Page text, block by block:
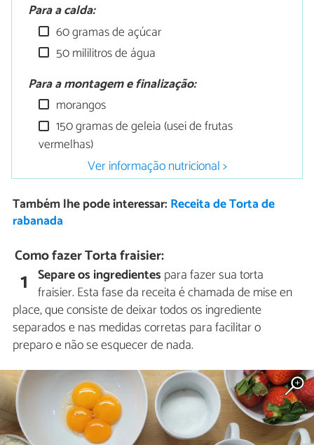
Para a calda:
60 gramas de açúcar
50 mililitros de água
Para a montagem e finalização:
morangos
150 gramas de geleia (usei de frutas
vermelhas)
Ver informação nutricional >
Também lhe pode interessar: Receita de Torta de
rabanada
Como fazer Torta fraisier:
1 Separe os ingredientes para fazer sua torta
fraisier. Esta fase da receita é chamada de mise en
place, que consiste de deixar todos os ingrediente
separados e nas medidas corretas para facilitar o
preparo e não se esquecer de nada.